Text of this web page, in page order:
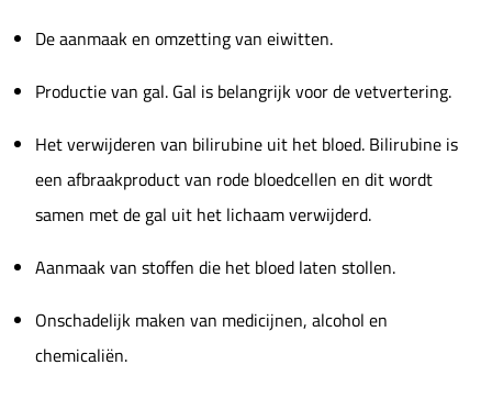
De aanmaak en omzetting van eiwitten.
Productie van gal. Gal is belangrijk voor de vetvertering.
Het verwijderen van bilirubine uit het bloed. Bilirubine is
een afbraakproduct van rode bloedcellen en dit wordt
samen met de gal uit het lichaam verwijderd.
Aanmaak van stoffen die het bloed laten stollen.
Onschadelijk maken van medicijnen, alcohol en
chemicaliën.